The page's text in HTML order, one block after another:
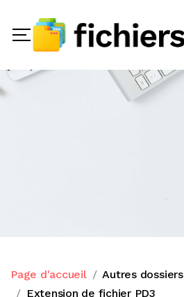
Page d'accueil
Autres dossiers
Extension de fichier PD3